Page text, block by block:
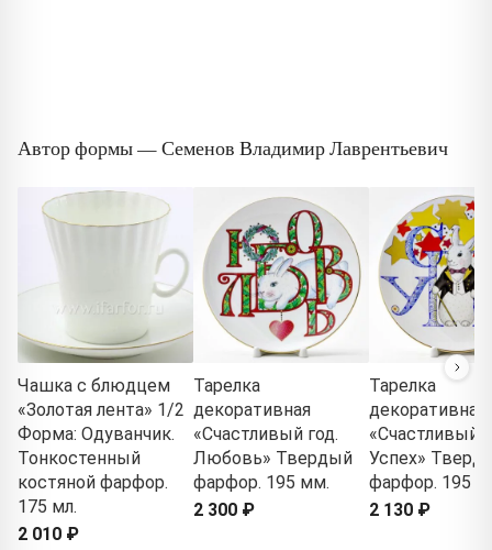
Автор формы — Семенов Владимир Лаврентьевич
Чашка с блюдцем
«Золотая лента» 1/2
Форма: Одуванчик.
Тонкостенный
костяной фарфор.
175 мл.
2 010 ₽
Тарелка
декоративная
«Счастливый год.
Любовь» Твердый
фарфор. 195 мм.
2 300 ₽
Тарелка
декоративная
«Счастливый
Успех»
фарфор. 195
2 130 ₽